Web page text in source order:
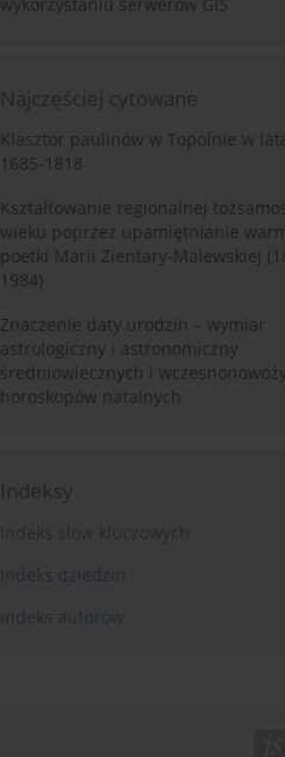
Najczęściej cytowane
Klasztor paulinów w Topolnie w
1685-1818
Kształtowanie regionalnej
wieku poprzez upamiętnianie
poetki Marii Zientary-Malewskiej
1984)
Znaczenie daty urodzin – wymiar
astrologiczny i astronomiczny
średniowiecznych i
horoskopów natalnych
Indeksy
Indeks słów kluczowych
Indeks dziedzin
Indeks autorów